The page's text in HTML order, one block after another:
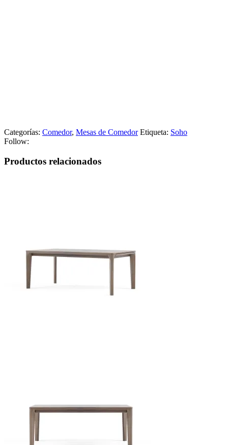
Categorías: Comedor, Mesas de Comedor Etiqueta: Soho
Follow:
Productos relacionados